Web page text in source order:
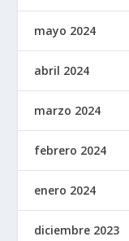
mayo 2024
abril 2024
marzo 2024
febrero 2024
enero 2024
diciembre 2023